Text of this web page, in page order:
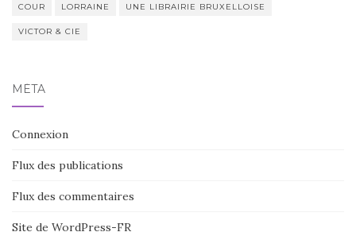
COUR LORRAINE UNE LIBRAIRIE BRUXELLOISE
VICTOR & CIE
MÉTA
Connexion
Flux des publications
Flux des commentaires
Site de WordPress-FR